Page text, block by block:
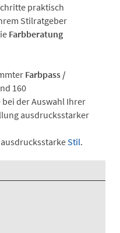
praktisch
Stilratgeber
Farbberatung
Farbpass /
160
der Auswahl Ihrer
ausdrucksstarker
Stil.